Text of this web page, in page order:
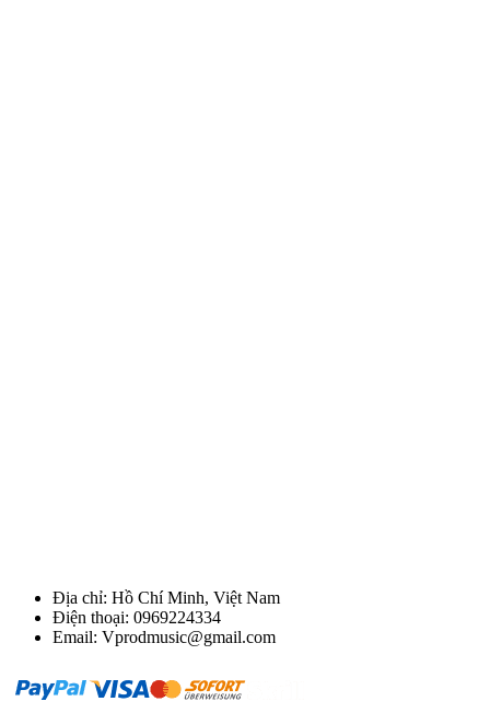
Địa chỉ: Hồ Chí Minh, Việt Nam
Điện thoại: 0969224334
Email: Vprodmusic@gmail.com